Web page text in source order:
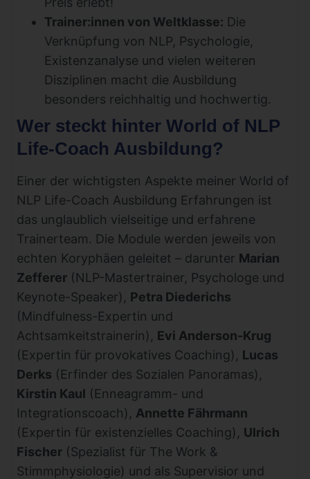
Trainer:innen von Weltklasse: Die
Verknüpfung von NLP, Psychologie,
Existenzanalyse und vielen weiteren
Disziplinen macht die Ausbildung
besonders reichhaltig und hochwertig.
Wer steckt hinter World of NLP
Life-Coach Ausbildung?
Einer der wichtigsten Aspekte meiner World of
NLP Life-Coach Ausbildung Erfahrungen ist
das unglaublich vielseitige und erfahrene
Trainerteam. Die Module werden jeweils von
echten Koryphäen geleitet – darunter Marian
Zefferer (NLP-Mastertrainer, Psychologe und
Keynote-Speaker), Petra Diederichs
(Mindfulness-Expertin und
Achtsamkeitstrainerin), Evi Anderson-Krug
(Expertin für provokatives Coaching), Lucas
Derks (Erfinder des Sozialen Panoramas),
Kirstin Kaul (Enneagramm- und
Integrationscoach), Annette Fährmann
(Expertin für existenzielles Coaching), Ulrich
Fischer (Spezialist für The Work &
Stimmphysiologie) und als Supervisior und